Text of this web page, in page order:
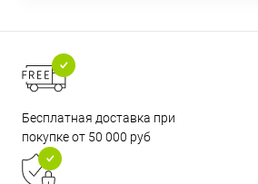
Бесплатная доставка при
покупке от 50 000 руб